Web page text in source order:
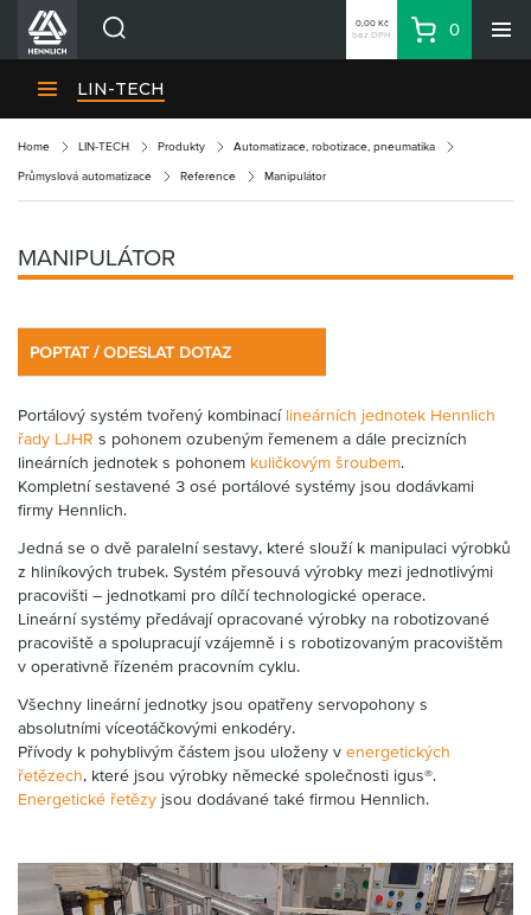
Divize HENNLICH
Aktuality
Blog
O firmě
CS
CZK
Nákupní seznam
Partner Zone
0,00 Kč
bez DPH
Košík
0
LIN-TECH
Home LIN-TECH Produkty Automatizace, robotizace, pneumatika
Průmyslová automatizace Reference Manipulátor
MANIPULÁTOR
POPTAT / ODESLAT DOTAZ
Portálový systém tvořený kombinací lineárních jednotek Hennlich
řady LJHR s pohonem ozubeným řemenem a dále precizních
lineárních jednotek s pohonem kuličkovým šroubem.
Kompletní sestavené 3 osé portálové systémy jsou dodávkami
firmy Hennlich.
Jedná se o dvě paralelní sestavy, které slouží k manipulaci výrobků
z hliníkových trubek. Systém přesouvá výrobky mezi jednotlivými
pracovišti – jednotkami pro dílčí technologické operace.
Lineární systémy předávají opracované výrobky na robotizované
pracoviště a spolupracují vzájemně i s robotizovaným pracovištěm
v operativně řízeném pracovním cyklu.
Všechny lineární jednotky jsou opatřeny servopohony s
absolutními víceotáčkovými enkodéry.
Přívody k pohyblivým částem jsou uloženy v energetických
řetězech, které jsou výrobky německé společnosti igus®.
Energetické řetězy jsou dodávané také firmou Hennlich.